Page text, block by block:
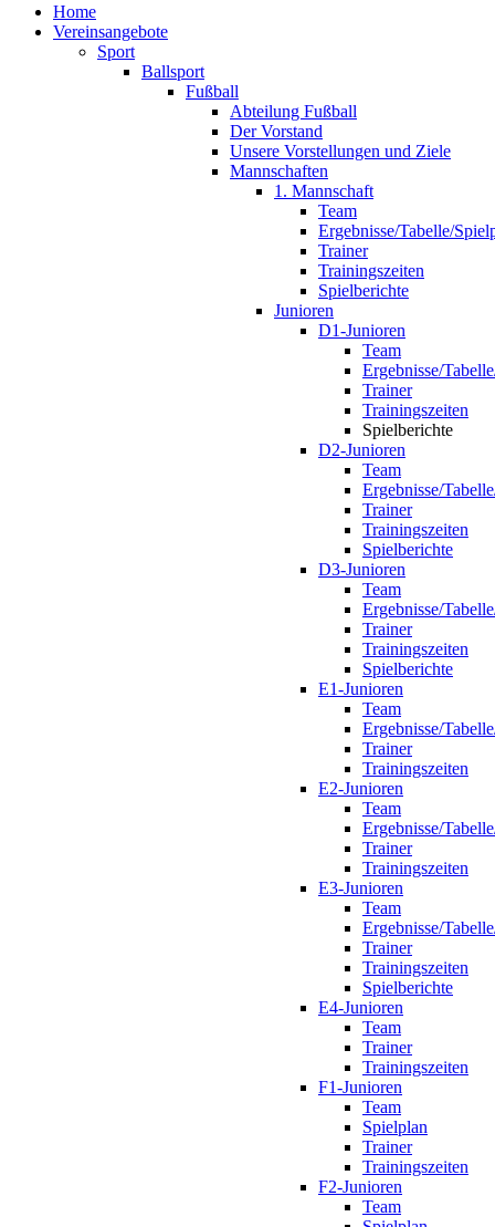
Home
Vereinsangebote
Sport
Ballsport
Fußball
Abteilung Fußball
Der Vorstand
Unsere Vorstellungen und Ziele
Mannschaften
1. Mannschaft
Team
Ergebnisse/Tabelle/
Trainer
Trainingszeiten
Spielberichte
Junioren
D1-Junioren
Team
Ergebnisse/
Trainer
Trainingszeiten
Spielberichte
D2-Junioren
Team
Ergebnisse/
Trainer
Trainingszeiten
Spielberichte
D3-Junioren
Team
Ergebnisse/
Trainer
Trainingszeiten
Spielberichte
E1-Junioren
Team
Ergebnisse/
Trainer
Trainingszeiten
E2-Junioren
Team
Ergebnisse/
Trainer
Trainingszeiten
E3-Junioren
Team
Ergebnisse/
Trainer
Trainingszeiten
Spielberichte
E4-Junioren
Team
Trainer
Trainingszeiten
F1-Junioren
Team
Spielplan
Trainer
Trainingszeiten
F2-Junioren
Team